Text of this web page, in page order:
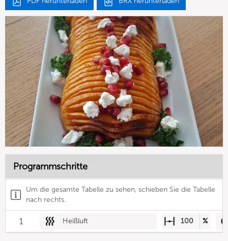
Programmschritte
Um die gesamte Tabelle zu sehen, schieben Sie die Tabelle
nach rechts.
1 Heißluft 100 %